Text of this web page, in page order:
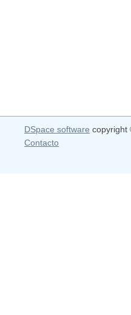
DSpace software copyright
Contacto